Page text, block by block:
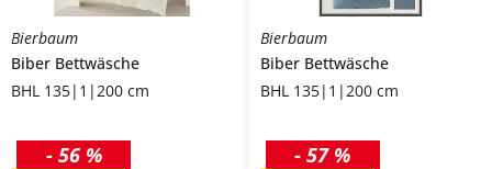
Bierbaum
Biber Bettwäsche
BHL 135|1|200 cm
- 56 %
Bierbaum
Biber Bettwäsche
BHL 135|1|200 cm
- 57 %